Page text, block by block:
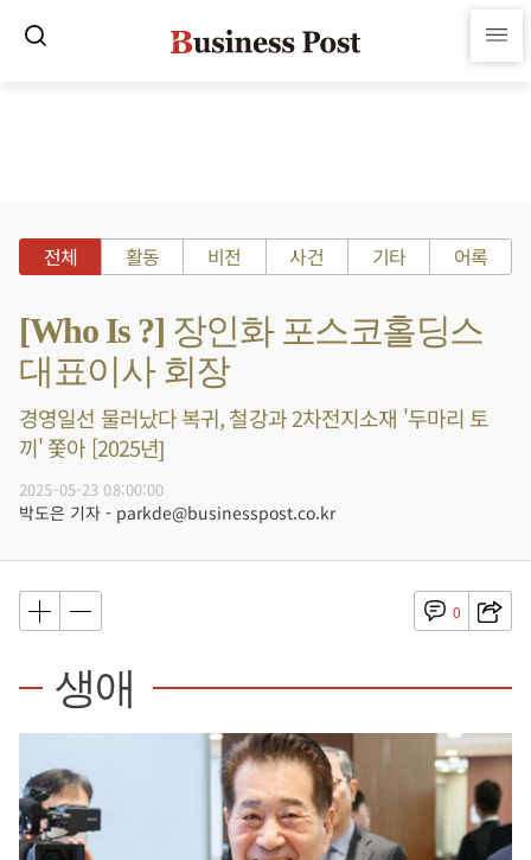
전체 활동 비전 사건 기타 어록
[Who Is ?] 장인화 포스코홀딩스
대표이사 회장
경영일선 물러났다 복귀, 철강과 2차전지소재 '두마리 토
끼' 쫓아 [2025년]
2025-05-23 08:00:00
박도은 기자 - parkde@businesspost.co.kr
0
생애